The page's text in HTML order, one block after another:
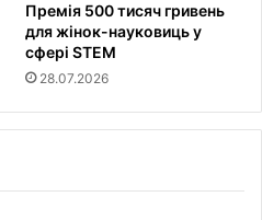
Премія 500 тисяч гривень
для жінок-науковиць у
сфері STEM
28.07.2026